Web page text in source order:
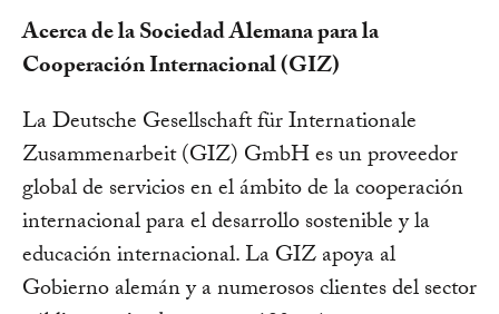
Acerca de la Sociedad Alemana para la
Cooperación Internacional (GIZ)
La Deutsche Gesellschaft für Internationale
Zusammenarbeit (GIZ) GmbH es un proveedor
global de servicios en el ámbito de la cooperación
internacional para el desarrollo sostenible y la
educación internacional. La GIZ apoya al
Gobierno alemán y a numerosos clientes del sector